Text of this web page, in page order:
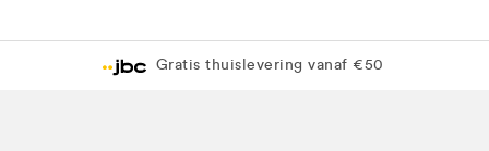
Gratis thuislevering vanaf €50